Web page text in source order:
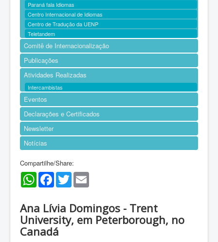
Paraná fala Idiomas
Centro Internacional de Idiomas
Centro de Tradução da UENP
Teletandem
Comitê de Internacionalização
Publicações
Atividades Realizadas
Intercambistas
Eventos
Declarações e Certificados
Newsletter
Notícias
Compartilhe/Share:
WhatsAppFacebookTwitter
Ana Lívia Domingos - Trent
University, em Peterborough, no
Canadá